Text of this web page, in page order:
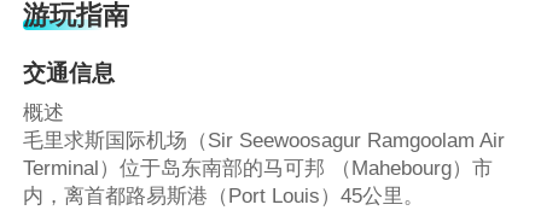
游玩指南
交通信息
概述
毛里求斯国际机场（Sir Seewoosagur Ramgoolam Air
Terminal）位于岛东南部的马可邦 （Mahebourg）市
内，离首都路易斯港（Port Louis）45公里。